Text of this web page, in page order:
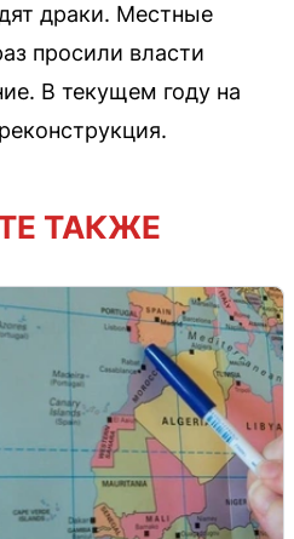
драки. Местные
просили власти
В текущем году на
ТАКЖЕ